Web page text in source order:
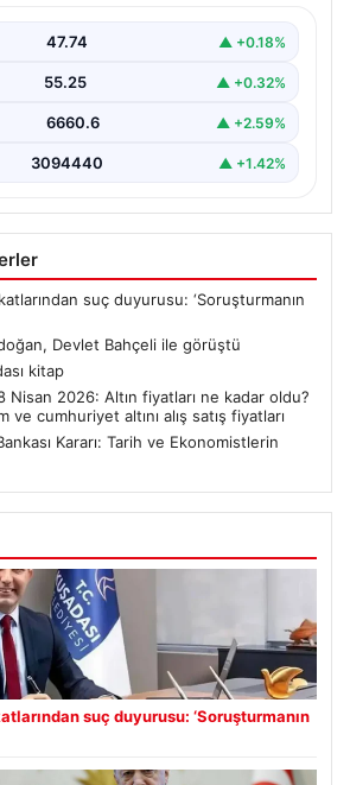
47.74 ▲ +0.18%
55.25 ▲ +0.32%
6660.6 ▲ +2.59%
3094440 ▲ +1.42%
suç duyurusu: ‘Soruşturmanın
Devlet Bahçeli ile görüştü
kitap
Nisan 2026: Altın fiyatları ne kadar oldu?
ve cumhuriyet altını alış satış fiyatları
Kararı: Tarih ve Ekonomistlerin
suç duyurusu: ‘Soruşturmanın